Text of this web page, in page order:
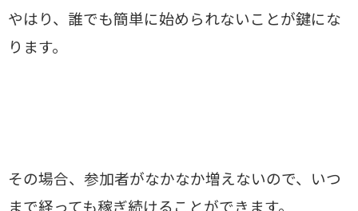
やはり、誰でも簡単に始められないことが鍵にな
ります。
その場合、参加者がなかなか増えないので、いつ
まで経っても稼ぎ続けることができます。